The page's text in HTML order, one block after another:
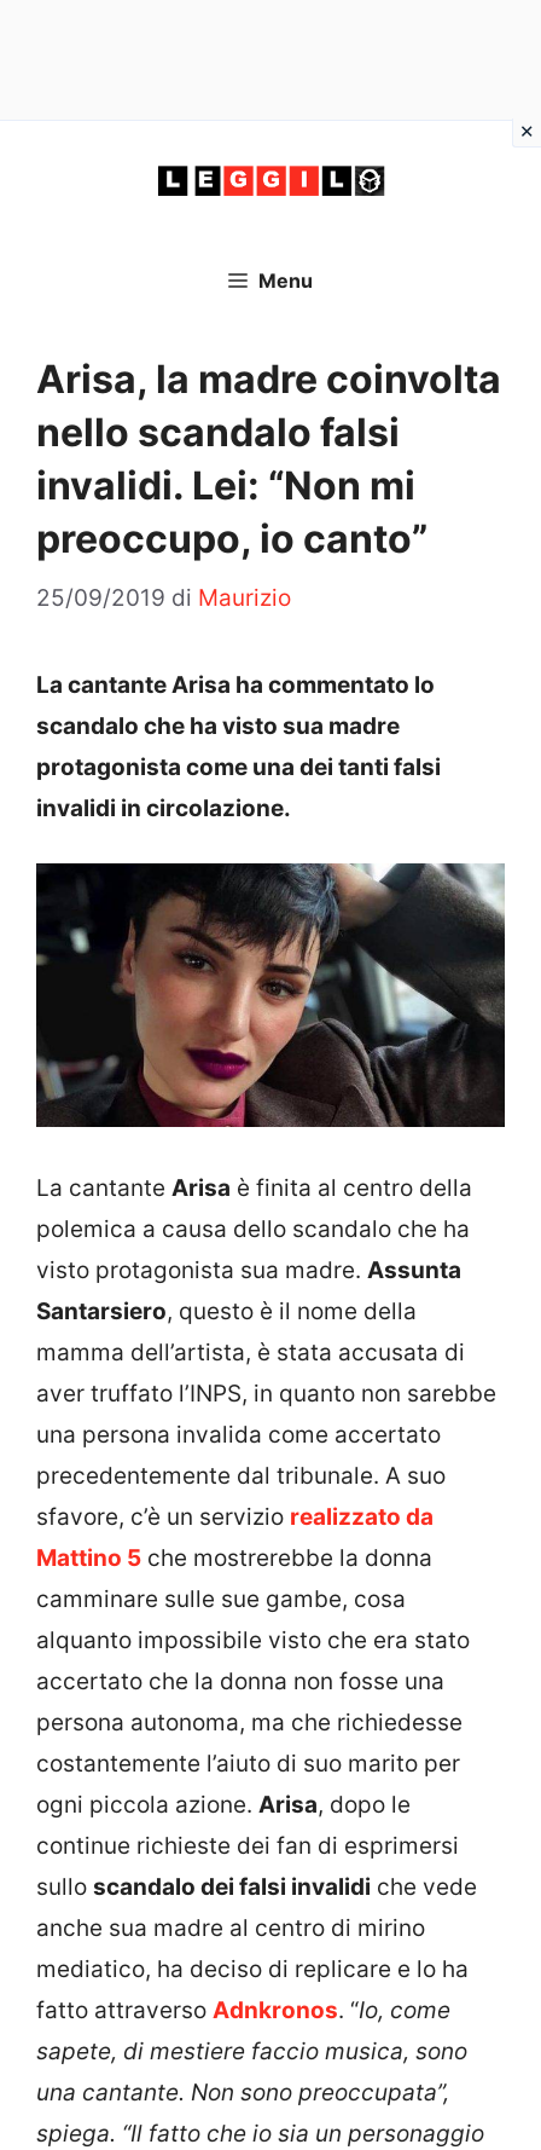
Menu
Arisa, la madre coinvolta
nello scandalo falsi
invalidi. Lei: “Non mi
preoccupo, io canto”
25/09/2019 di Maurizio
La cantante Arisa ha commentato lo
scandalo che ha visto sua madre
protagonista come una dei tanti falsi
invalidi in circolazione.
La cantante Arisa è finita al centro della
polemica a causa dello scandalo che ha
visto protagonista sua madre. Assunta
Santarsiero, questo è il nome della
mamma dell’artista, è stata accusata di
aver truffato l’INPS, in quanto non sarebbe
una persona invalida come accertato
precedentemente dal tribunale. A suo
sfavore, c’è un servizio realizzato da
Mattino 5 che mostrerebbe la donna
camminare sulle sue gambe, cosa
alquanto impossibile visto che era stato
accertato che la donna non fosse una
persona autonoma, ma che richiedesse
costantemente l’aiuto di suo marito per
ogni piccola azione. Arisa, dopo le
continue richieste dei fan di esprimersi
sullo scandalo dei falsi invalidi che vede
anche sua madre al centro di mirino
mediatico, ha deciso di replicare e lo ha
fatto attraverso Adnkronos. “Io, come
sapete, di mestiere faccio musica, sono
una cantante. Non sono preoccupata”,
spiega. “Il fatto che io sia un personaggio